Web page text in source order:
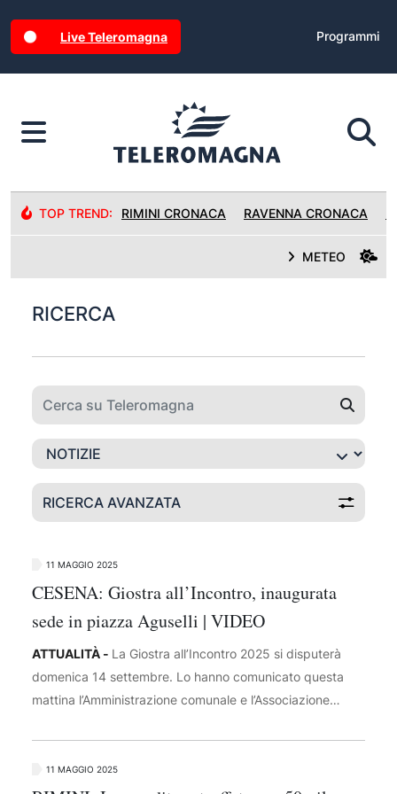
Live Teleromagna Programmi
TOP TREND: RIMINI CRONACA RAVENNA CRONACA
METEO
RICERCA
RICERCA AVANZATA
11 MAGGIO 2025
CESENA: Giostra all’Incontro, inaugurata
sede in piazza Aguselli | VIDEO
ATTUALITÀ - La Giostra all’Incontro 2025 si disputerà
domenica 14 settembre. Lo hanno comunicato questa
mattina l’Amministrazione comunale e l’Associazione
Molinari e dalla vicepresidente Patrizia Raso, nel corso di
una conferenza stampa di presentazione della nuova
11 MAGGIO 2025